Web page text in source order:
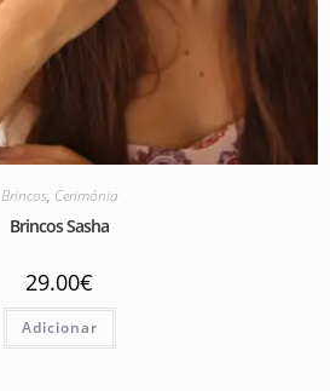
Brincos, Cerimónia
Brincos Sasha
29.00€
Adicionar